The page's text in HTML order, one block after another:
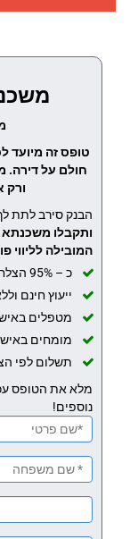
טופס זה מיועד
חולם על דירה.
ורק
הבנק סירב לתת
ותקבלו
המובילה לליווי
כ – 95% הצלחה
ייעוץ חינם
מטפלים
מומחים
תשלום לפי
מלא את הטופס
נוספים!